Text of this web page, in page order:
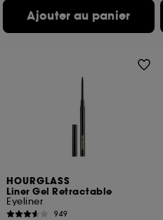
Ajouter au panier
HOURGLASS
Liner Gel Retractable
Eyeliner
949